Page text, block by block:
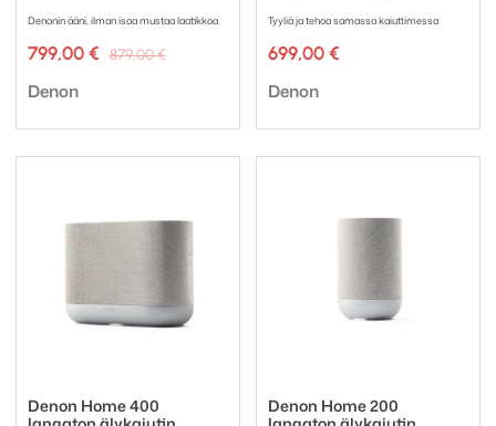
Denonin ääni, ilman isoa mustaa laatikkoa
879,00€Alkuperäinen
799,00 €
Nykyinen
Tuotemerkki:
Denon
Tyyliä ja tehoa samassa kaiuttimessa
699,00 €
Tuotemerkki:
Denon
Denon Home 400
Denon Home 200